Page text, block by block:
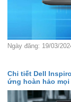
Ngày đăng: 19/03/
Chi tiết Dell
ứng hoàn hảo mọi